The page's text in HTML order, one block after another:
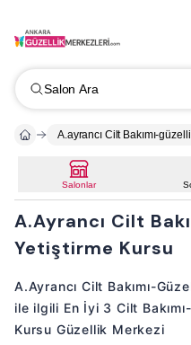
Salon Ara
A.ayrancı Cilt Bakımı-
Salonlar
A.Ayrancı Cilt
Yetiştirme Kursu
A.Ayrancı Cilt Bakımı-
ile ilgili En İyi 3 Cilt
Kursu Güzellik Merkezi